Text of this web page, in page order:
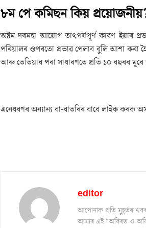
৮ম পে কমিছন কিয়
অষ্টম দৰমহা আয়োগ তাৎপৰ্যপূৰ্ণ কাৰণ ইয়াৰ
পৰিয়ালৰ ওপৰতো প্ৰভাৱ পেলাব বুলি আশা কৰা
আৰু তেতিয়াৰ পৰা সাধাৰণতে প্ৰতি ১০ বছৰৰ
এনেধৰণৰ অন্যান্য বা-বাতৰিৰ বাবে লাইক
editor
আপোনাক প্ৰতি মুহূৰ্তৰ
আমাৰ এই "অবিৰত ও